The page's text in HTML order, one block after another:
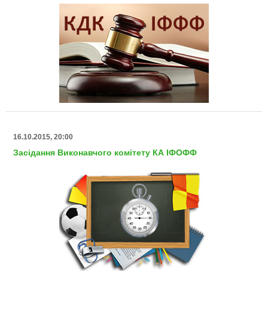
16.10.2015, 20:00
Засідання Виконавчого комітету КА ІФОФФ